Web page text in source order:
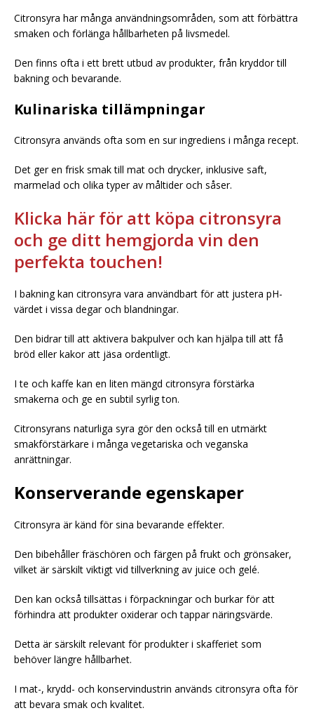
Citronsyra har många användningsområden, som att förbättra
smaken och förlänga hållbarheten på livsmedel.
Den finns ofta i ett brett utbud av produkter, från kryddor till
bakning och bevarande.
Kulinariska tillämpningar
Citronsyra används ofta som en sur ingrediens i många recept.
Det ger en frisk smak till mat och drycker, inklusive saft,
marmelad och olika typer av måltider och såser.
Klicka här för att köpa citronsyra
och ge ditt hemgjorda vin den
perfekta touchen!
I bakning kan citronsyra vara användbart för att justera pH-
värdet i vissa degar och blandningar.
Den bidrar till att aktivera bakpulver och kan hjälpa till att få
bröd eller kakor att jäsa ordentligt.
I te och kaffe kan en liten mängd citronsyra förstärka
smakerna och ge en subtil syrlig ton.
Citronsyrans naturliga syra gör den också till en utmärkt
smakförstärkare i många vegetariska och veganska
anrättningar.
Konserverande egenskaper
Citronsyra är känd för sina bevarande effekter.
Den bibehåller fräschören och färgen på frukt och grönsaker,
vilket är särskilt viktigt vid tillverkning av juice och gelé.
Den kan också tillsättas i förpackningar och burkar för att
förhindra att produkter oxiderar och tappar näringsvärde.
Detta är särskilt relevant för produkter i skafferiet som
behöver längre hållbarhet.
I mat-, krydd- och konservindustrin används citronsyra ofta för
att bevara smak och kvalitet.